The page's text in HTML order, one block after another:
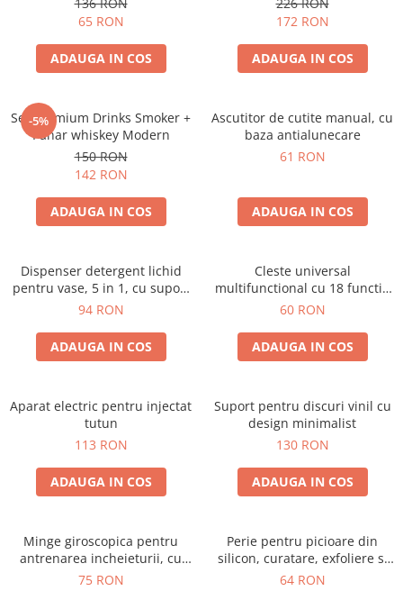
65 RON
ADAUGA IN COS
172 RON
ADAUGA IN COS
-5%
Set premium Drinks Smoker +
Pahar whiskey Modern
150 RON
142 RON
ADAUGA IN COS
Ascutitor de cutite manual, cu
baza antialunecare
61 RON
ADAUGA IN COS
Dispenser detergent lichid
pentru vase, 5 in 1, cu suport
burete si laveta, organizator
94 RON
ADAUGA IN COS
Cleste universal
multifunctional cu 18 functii,
pliabil
60 RON
ADAUGA IN COS
Aparat electric pentru injectat
tutun
113 RON
ADAUGA IN COS
Suport pentru discuri vinil cu
design minimalist
130 RON
ADAUGA IN COS
Minge giroscopica pentru
antrenarea incheieturii, cu
iluminare RGB
75 RON
Perie pentru picioare din
silicon, curatare, exfoliere si
masaj
64 RON